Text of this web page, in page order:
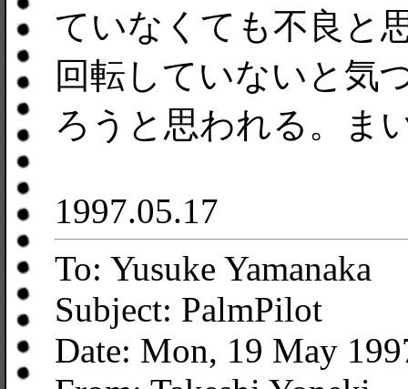
ていなくても不良と
回転していないと気
ろうと思われる。ま
1997.05.17
To: Yusuke Yamanaka
Subject: PalmPilot
Date: Mon, 19 May